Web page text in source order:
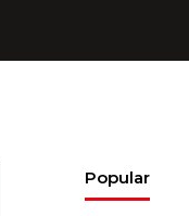
Popular